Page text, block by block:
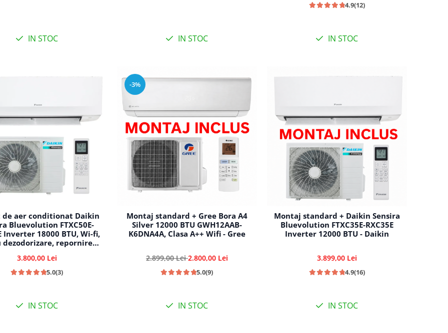
IN STOC IN STOC
4.9(12)
IN STOC
de aer conditionat Daikin
Bluevolution FTXC50E-
Inverter 18000 BTU, Wi-fi,
repornire
automata racire-
incalzire
3.800,00 Lei
5.0(3)
IN STOC
-3%
Montaj standard + Gree Bora A4
Silver 12000 BTU GWH12AAB-
K6DNA4A, Clasa A++ Wifi - Gree
2.899,00 Lei2.800,00 Lei
5.0(9)
IN STOC
Montaj standard + Daikin Sensira
Bluevolution FTXC35E-RXC35E
Inverter 12000 BTU - Daikin
3.899,00 Lei
4.9(16)
IN STOC